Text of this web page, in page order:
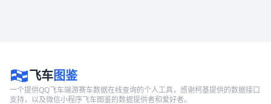
飞车图鉴
一个提供QQ飞车端游赛车数据在线查询的个人工具，感谢柯基提供的数据接口
支持，以及微信小程序飞车图鉴的数据提供者和爱好者。